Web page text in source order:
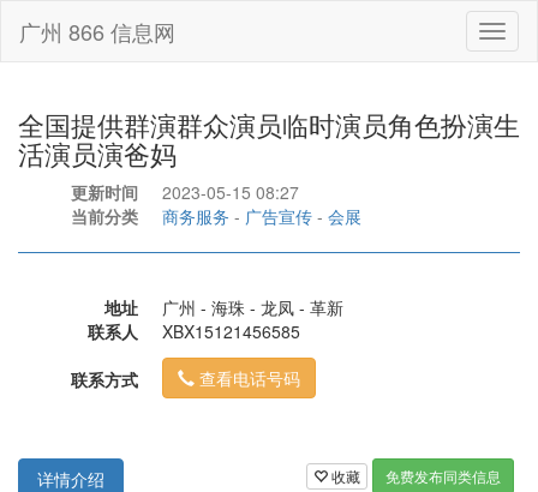
广州 866 信息网
全国提供群演群众演员临时演员角色扮演生
活演员演爸妈
更新时间
2023-05-15 08:27
当前分类
商务服务 - 广告宣传 - 会展
地址
广州 - 海珠 - 龙凤 - 革新
联系人
XBX15121456585
联系方式
查看电话号码
收藏 免费发布同类信息
详情介绍